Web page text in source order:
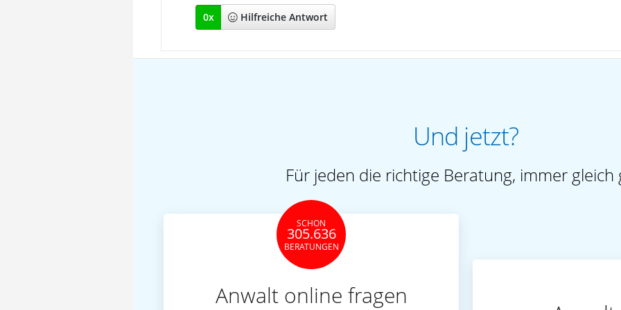
0x Hilfreiche Antwort
Und jetzt?
Für jeden die richtige Beratung, immer gleich
SCHON
305.636
BERATUNGEN
Anwalt online fragen